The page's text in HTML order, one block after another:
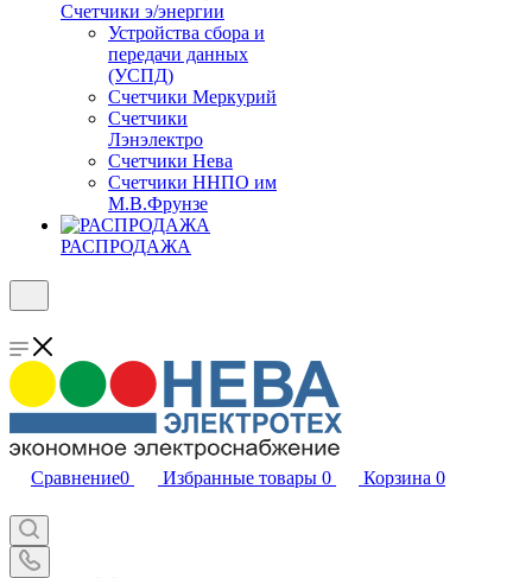
Счетчики э/энергии
Устройства сбора и
передачи данных
(УСПД)
Счетчики Меркурий
Счетчики
Лэнэлектро
Счетчики Нева
Счетчики ННПО им
М.В.Фрунзе
РАСПРОДАЖА
Сравнение0 Избранные товары 0 Корзина 0